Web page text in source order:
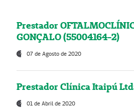
Prestador
GONÇALO (55004164-2)
07 de Agosto de 2020
Prestador Clínica Itaipú
01 de Abril de 2020